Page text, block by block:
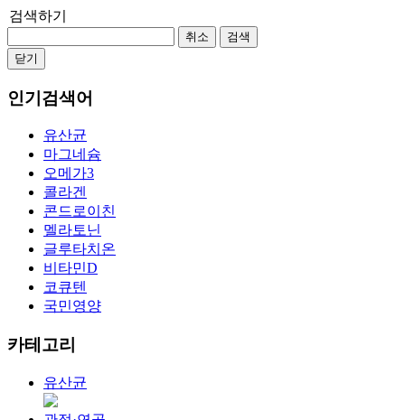
검색하기
취소
검색
닫기
인기검색어
유산균
마그네슘
오메가3
콜라겐
콘드로이친
멜라토닌
글루타치온
비타민D
코큐텐
국민영양
카테고리
유산균